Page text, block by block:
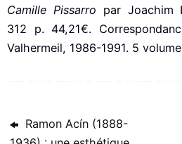
Camille Pissarro par Joachim
312 p. 44,21€.
Valhermeil, 1986-1991. 5
Ramon Acín (1888-